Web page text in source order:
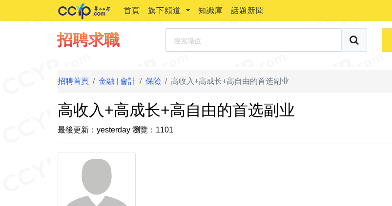
首頁 旗下頻道 知識庫 話題新聞
招聘求職
招聘首頁 金融 | 會計 保險 高收入+高成长+高自由的首选副业
高收入+高成长+高自由的首选副业
最後更新：yesterday 瀏覽：1101